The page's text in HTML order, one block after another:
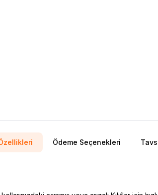
Ödeme Seçenekleri